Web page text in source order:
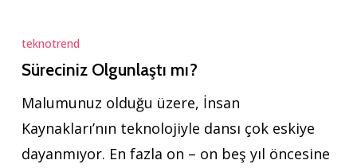
Olgunlaştı
mı?
teknotrend
Süreciniz Olgunlaştı mı?
Malumunuz olduğu üzere, İnsan
Kaynakları’nın teknolojiyle dansı çok eskiye
dayanmıyor. En fazla on – on beş yıl öncesine